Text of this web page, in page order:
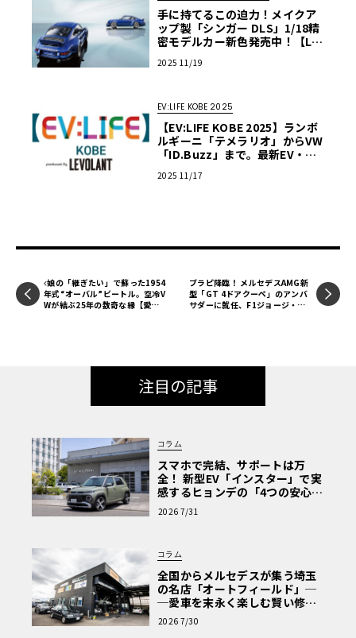
手に持てるこの迫力！メイクア
ップ製「シンガー DLS」1/18精
密モデルカー新色発売中！【LE
2025 11/19
EV:LIFE KOBE 2025
【EV:LIFE KOBE 2025】ランボ
ルギーニ「テメラリオ」からVW
「ID.Buzz」まで。最新EV・PH
日開催
2025 11/17
娘の「継ぎたい」で蘇った1954
年式“オーバル”ビートル。空冷V
Wが結ぶ25年の数奇な縁【愛車
ブラピ降臨！ メルセデスAMG新
型「GT 4ドアクーペ」のアンバ
サダーに就任、F1ジョージ・ラ
注目の記事
コラム
スマホで完結、サポートは万
全！ 新型EV「インスター」で実
感するヒョンデの「4つの安心」
【第1回・ヒョンデ6つの疑問：
Why? Hyundai?】〈PR〉
2026 7/31
コラム
全国からメルセデスが集う埼玉
の名店「オートフィールド」─
─愛車を末永く楽しむ賢い修理
術と、プロがフックス製オイル
を選ぶ理由〈PR〉
2026 7/30